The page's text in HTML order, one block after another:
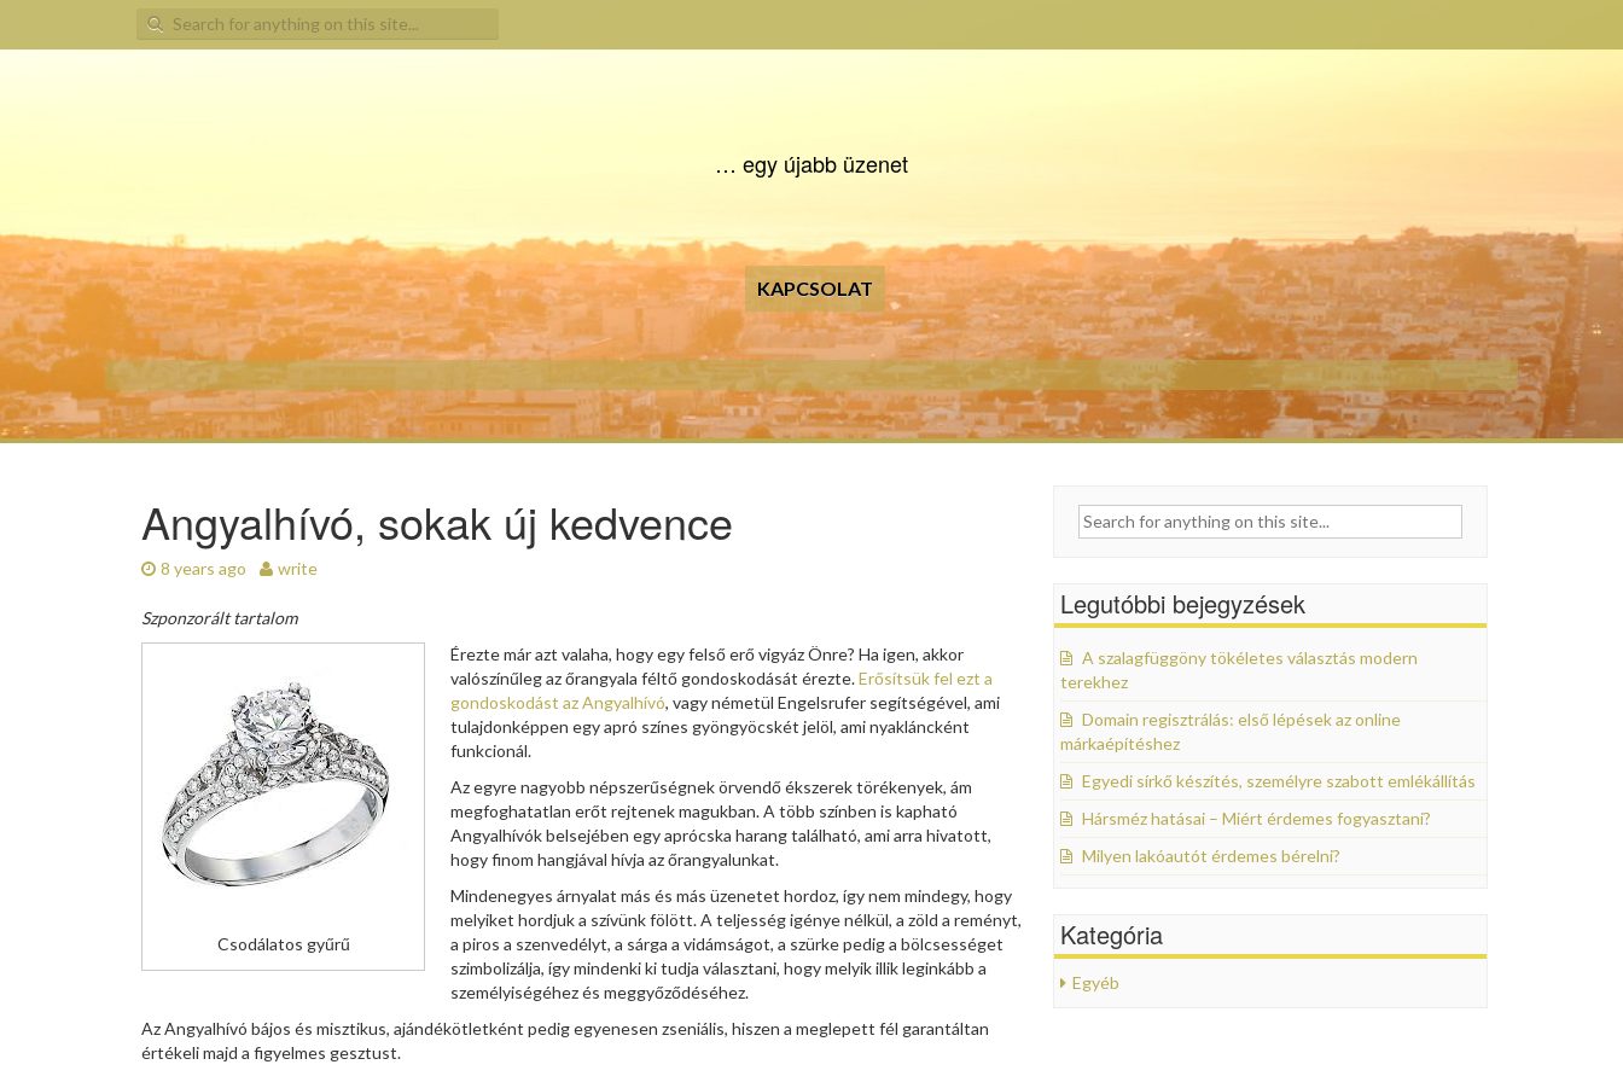
Search for:
… egy újabb üzenet
KAPCSOLAT
Angyalhívó, sokak új kedvence
8 years ago write
Szponzorált tartalom
Csodálatos gyűrű
Érezte már azt valaha, hogy egy felső erő vigyáz Önre? Ha igen, akkor
valószínűleg az őrangyala féltő gondoskodását érezte.Erősítsük fel ezt a
gondoskodást az Angyalhívó, vagy németül Engelsrufer segítségével, ami
tulajdonképpen egy apró színes gyöngyöcskét jelöl, ami nyakláncként
funkcionál.
Az egyre nagyobb népszerűségnek örvendő ékszerek törékenyek, ám
megfoghatatlan erőt rejtenek magukban. A több színben is kapható
Angyalhívók belsejében egy aprócska harang található, ami arra hivatott,
hogy finom hangjával hívja az őrangyalunkat.
Mindenegyes árnyalat más és más üzenetet hordoz, így nem mindegy, hogy
melyiket hordjuk a szívünk fölött. A teljesség igénye nélkül, a zöld a reményt,
a piros a szenvedélyt, a sárga a vidámságot, a szürke pedig a bölcsességet
szimbolizálja, így mindenki ki tudja választani, hogy melyik illik leginkább a
személyiségéhez és meggyőződéséhez.
Az Angyalhívó bájos és misztikus, ajándékötletként pedig egyenesen zseniális, hiszen a meglepett fél garantáltan
értékeli majd a figyelmes gesztust.
Search for:
Legutóbbi bejegyzések
A szalagfüggöny tökéletes választás modern
terekhez
Domain regisztrálás: első lépések az online
márkaépítéshez
Egyedi sírkő készítés, személyre szabott emlékállítás
Hársméz hatásai – Miért érdemes fogyasztani?
Milyen lakóautót érdemes bérelni?
Kategória
Egyéb